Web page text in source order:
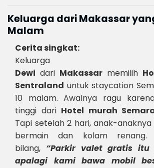
Keluarga dari Makassar
Malam
Cerita singkat:
Dewi dari Makassar memilih
Sentraland untuk staycation
10 malam. Awalnya ragu
tinggi dari Hotel murah
Tapi setelah 2 hari, anak-
bermain dan kolam renang.
bilang, “Parkir valet gratis itu
apalagi kami bawa mobil